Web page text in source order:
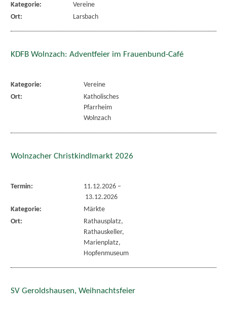
Kategorie:
Vereine
Ort:
Larsbach
KDFB Wolnzach: Adventfeier im Frauenbund-Café
Kategorie:
Vereine
Ort:
Katholisches
Pfarrheim
Wolnzach
Wolnzacher Christkindlmarkt 2026
Termin: 11.12.2026–
13.12.2026
Kategorie:
Märkte
Ort:
Rathausplatz,
Rathauskeller,
Marienplatz,
Hopfenmuseum
SV Geroldshausen, Weihnachtsfeier